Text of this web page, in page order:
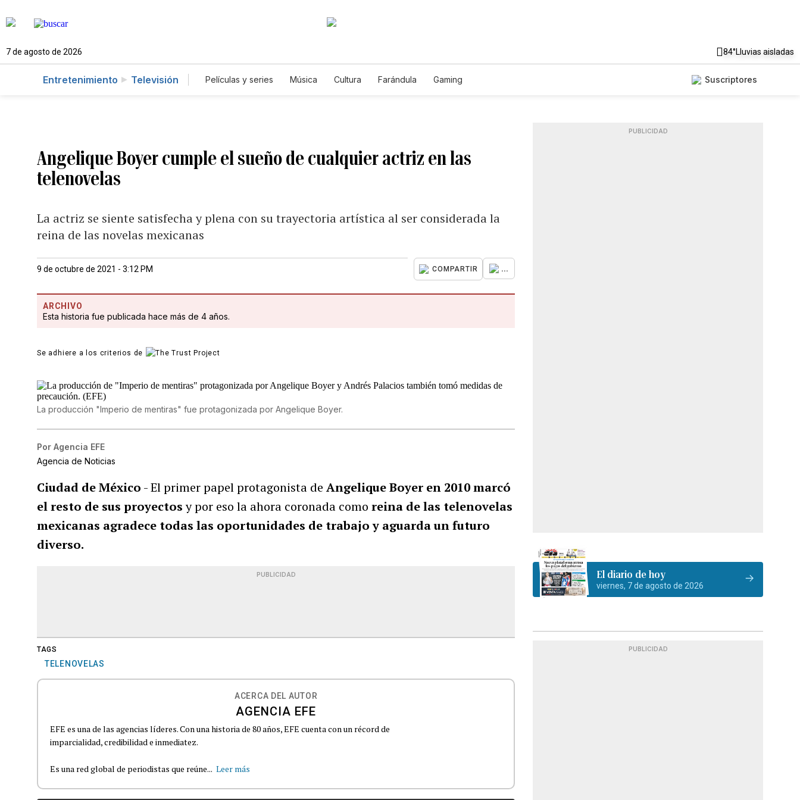
7 de agosto de 2026 84°Lluvias aisladas
Entretenimiento Televisión Películas y series Música Cultura Farándula Gaming Suscriptores
Angelique Boyer cumple el sueño de cualquier actriz en las
telenovelas
La actriz se siente satisfecha y plena con su trayectoria artística al ser considerada la
reina de las novelas mexicanas
9 de octubre de 2021 - 3:12 PM COMPARTIR ...
ARCHIVO
Esta historia fue publicada hace más de 4 años.
Se adhiere a los criterios de
La producción "Imperio de mentiras" fue protagonizada por Angelique Boyer.
Por Agencia EFE
Agencia de Noticias
Ciudad de México - El primer papel protagonista deAngelique Boyer en 2010 marcó
el resto de sus proyectosy por eso la ahora coronada como reina de las telenovelas
mexicanas agradece todas las oportunidades de trabajo y aguarda un futuro
diverso.
PUBLICIDAD
TAGS
TELENOVELAS
ACERCA DEL AUTOR
AGENCIA EFE
EFE es una de las agencias líderes. Con una historia de 80 años, EFE cuenta con un récord de
imparcialidad, credibilidad e inmediatez.
Es una red global de periodistas que reúne... Leer más
PUBLICIDAD
El diario de hoy
viernes, 7 de agosto de 2026
PUBLICIDAD